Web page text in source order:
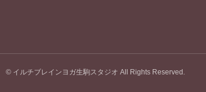
© イルチブレインヨガ生駒スタジオ All Rights Reserved.